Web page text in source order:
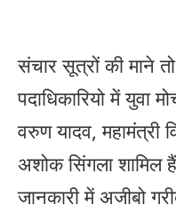
संचार सूत्रों की माने
पदाधिकारियो में युवा
वरुण यादव, महामंत्री
अशोक सिंगला शामिल
जानकारी में अजीबो